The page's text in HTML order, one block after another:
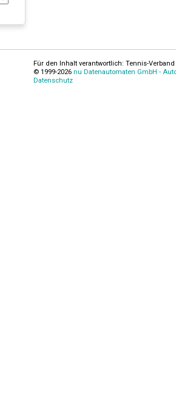
Für den Inhalt verantwortlich: Tennis-
© 1999-2026 nu Datenautomaten GmbH -
Datenschutz